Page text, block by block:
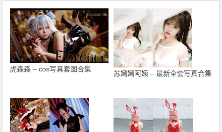
虎森森 – cos写真套图合集
苏嫣嫣阿姨 – 最新全套写真合集